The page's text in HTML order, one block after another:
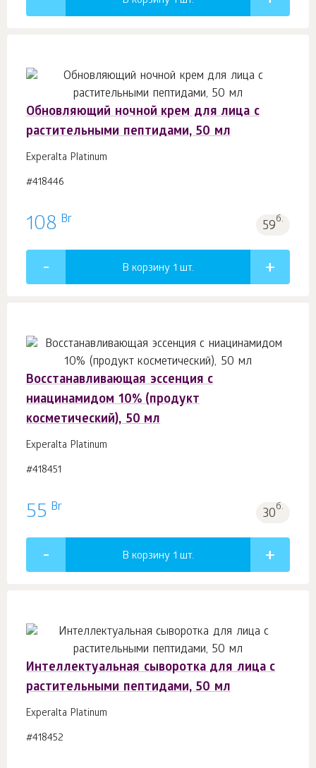
Обновляющий ночной крем для лица с
растительными пептидами, 50 мл
Experalta Platinum
#418446
108 Br 59б.
В корзину 1 шт.
Восстанавливающая эссенция с
ниацинамидом 10% (продукт
косметический), 50 мл
Experalta Platinum
#418451
55 Br 30б.
В корзину 1 шт.
Интеллектуальная сыворотка для лица с
растительными пептидами, 50 мл
Experalta Platinum
#418452